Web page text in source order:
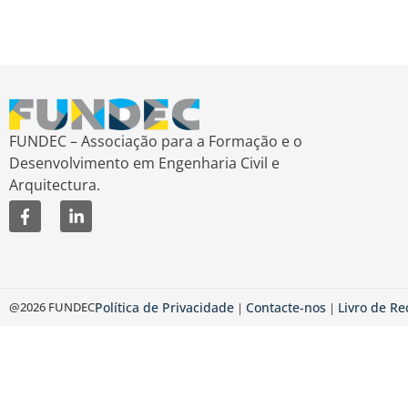
FUNDEC – Associação para a Formação e o
Desenvolvimento em Engenharia Civil e
Arquitectura.
@2026 FUNDECPolítica de Privacidade | Contacte-nos | Livro de